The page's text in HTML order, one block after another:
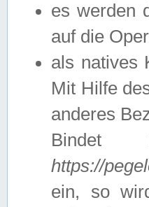
es werden
auf die
als natives
Mit Hilfe
anderes
Bindet
https://
ein, so